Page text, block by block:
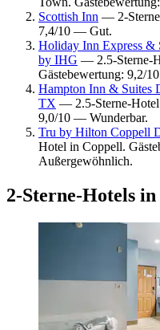
Scottish Inn — 2-
7,4/10 — Gut.
Holiday Inn Express &
by IHG — 2.5-Sterne-
Gästebewertung: 9,2/
Hampton Inn & Suites
TX — 2.5-Sterne-
9,0/10 — Wunderbar.
Tru by Hilton Coppell
Hotel in Coppell.
Außergewöhnlich.
2-Sterne-Hotels